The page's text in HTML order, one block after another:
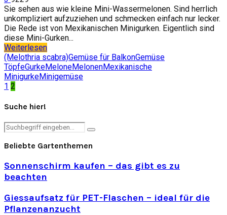
Sie sehen aus wie kleine Mini-Wassermelonen. Sind herrlich
unkompliziert aufzuziehen und schmecken einfach nur lecker.
Die Rede ist von Mexikanischen Minigurken. Eigentlich sind
diese Mini-Gurken...
Weiterlesen
(Melothria scabra)Gemüse für BalkonGemüse
TöpfeGurkeMeloneMelonenMexikanische
MinigurkeMinigemüse
Seitennummerierung
der
1 2
Suche hier!
Search
Search
Beliebte Gartenthemen
Sonnenschirm kaufen – das gibt es zu
beachten
Giessaufsatz für PET-Flaschen – ideal für die
Pflanzenanzucht